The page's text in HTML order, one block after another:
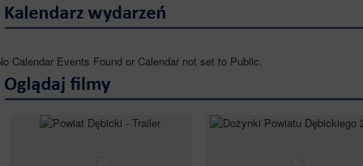
Calendar Events Found or Calendar not set to Public.